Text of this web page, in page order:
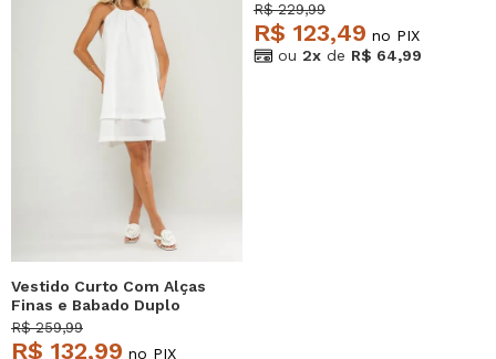
Vestido Curto Com Alças
Finas e Babado Duplo
Branco Salvatore
R$ 259,99
R$ 132,99 no PIX
R$ 229,99
R$ 123,49 no PIX
ou 2x de R$ 64,99